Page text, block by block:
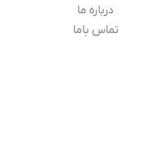
درباره‌ ما
تماس باما